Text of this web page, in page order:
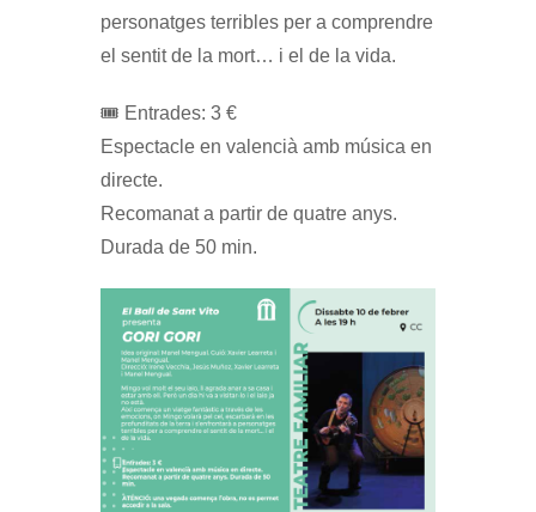
personatges terribles per a comprendre
el sentit de la mort… i el de la vida.
🎟️ Entrades: 3 €
Espectacle en valencià amb música en
directe.
Recomanat a partir de quatre anys.
Durada de 50 min.